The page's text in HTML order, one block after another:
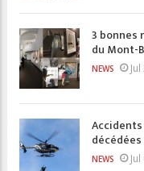
3 bonnes
du Mont-
NEWS
NEWS